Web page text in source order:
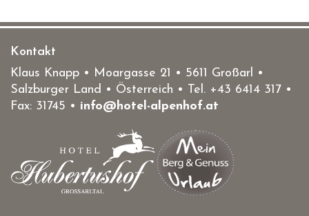
Kontakt
Klaus Knapp • Moargasse 21 • 5611 Großarl •
Salzburger Land • Österreich • Tel. +43 6414 317 •
Fax: 31745 • info@hotel-alpenhof.at